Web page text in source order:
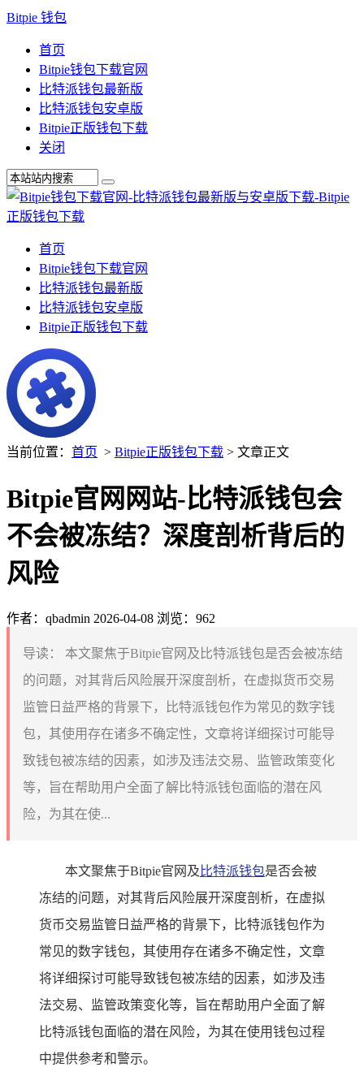
Bitpie 钱包
首页
Bitpie钱包下载官网
比特派钱包最新版
比特派钱包安卓版
Bitpie正版钱包下载
关闭
首页
Bitpie钱包下载官网
比特派钱包最新版
比特派钱包安卓版
Bitpie正版钱包下载
当前位置： 首页 > Bitpie正版钱包下载 > 文章正文
Bitpie官网网站-比特派钱包会
不会被冻结？深度剖析背后的
风险
作者：qbadmin 2026-04-08 浏览：962
导读：
本文聚焦于Bitpie官网及比特派钱包是否会被冻结
的问题，对其背后风险展开深度剖析，在虚拟货币交易
监管日益严格的背景下，比特派钱包作为常见的数字钱
包，其使用存在诸多不确定性，文章将详细探讨可能导
致钱包被冻结的因素，如涉及违法交易、监管政策变化
等，旨在帮助用户全面了解比特派钱包面临的潜在风
险，为其在使...
本文聚焦于Bitpie官网及 比特派钱包是否会被
冻结的问题，对其背后风险展开深度剖析，在虚拟
货币交易监管日益严格的背景下，比特派钱包作为
常见的数字钱包，其使用存在诸多不确定性，文章
将详细探讨可能导致钱包被冻结的因素，如涉及违
法交易、监管政策变化等，旨在帮助用户全面了解
比特派钱包面临的潜在风险，为其在使用钱包过程
中提供参考和警示。